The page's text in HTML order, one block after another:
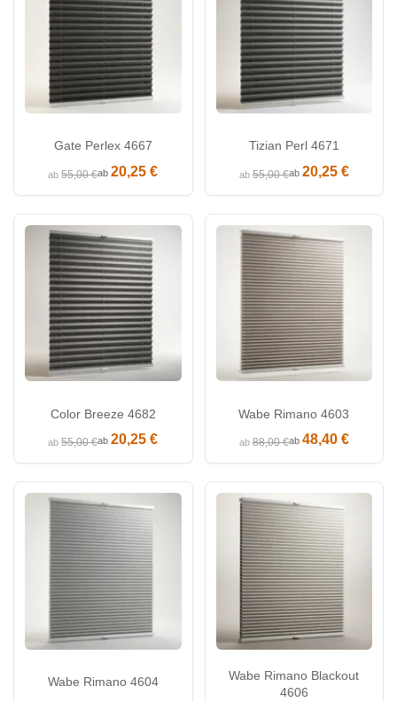
Gate Perlex 4667
ab55,00 €ab20,25 €
Tizian Perl 4671
ab55,00 €ab 20,25 €
Color Breeze 4682
ab55,00 €ab20,25 €
Wabe Rimano 4603
ab88,00 €ab 48,40 €
Wabe Rimano 4604
Wabe Rimano Blackout
4606